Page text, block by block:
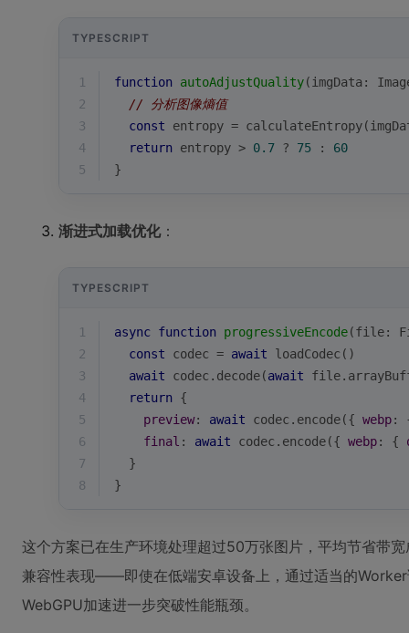
TYPESCRIPT
1 function autoAdjustQuality( imgData:
2
// 分析图像熵值
3
const entropy =
4
return entropy > 0.7 ? 75 : 60
5
}
渐进式加载优化：
TYPESCRIPT
1 async function progressiveEncode(file:
2
const codec = await loadCodec()
3
await codec.decode(await
4
return {
5
preview: await codec.encode({ webp:
6
final : await codec.encode({ webp: {
7
  }
8
}
这个方案已在生产环境处理超过50万张图片，平均节省带
兼容性表现——即使在低端安卓设备上，通过适当的
WebGPU加速进一步突破性能瓶颈。